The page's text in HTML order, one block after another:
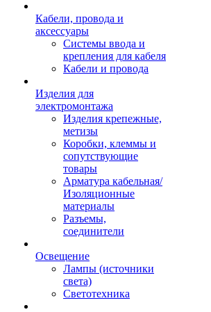
Кабели, провода и
аксессуары
Системы ввода и
крепления для кабеля
Кабели и провода
Изделия для
электромонтажа
Изделия крепежные,
метизы
Коробки, клеммы и
сопутствующие
товары
Арматура кабельная/
Изоляционные
материалы
Разъемы,
соединители
Освещение
Лампы (источники
света)
Светотехника